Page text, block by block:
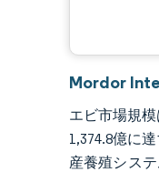
Mordor
エビ市場規模
1,374.8億に
産養殖シス